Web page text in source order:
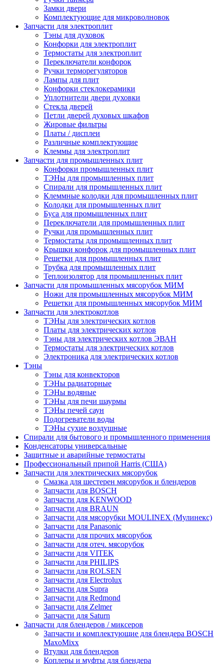
Замки двери
Комплектующие для микроволновок
Запчасти для электроплит
Тэны для духовок
Конфорки для электроплит
Термостаты для электроплит
Переключатели конфорок
Ручки терморегуляторов
Лампы для плит
Конфорки стеклокерамики
Уплотнители двери духовки
Стекла дверей
Петли дверей духовых шкафов
Жировые фильтры
Платы / дисплеи
Различные комплектующие
Клеммы для электроплит
Запчасти для промышленных плит
Конфорки промышленных плит
ТЭНы для промышленных плит
Спирали для промышленных плит
Клеммные колодки для промышленных плит
Колодки для промышленных плит
Буса для промышленных плит
Переключатели для промышленных плит
Ручки для промышленных плит
Термостаты для промышленных плит
Крышки конфорок для промышленных плит
Решетки для промышленных плит
Трубка для промышленных плит
Теплоизолятор для промышленных плит
Запчасти для промышленных мясорубок МИМ
Ножи для промышленных мясорубок МИМ
Решетки для промышленных мясорубок МИМ
Запчасти для электрокотлов
ТЭНы для электрических котлов
Платы для электрических котлов
Тэны для электрических котлов ЭВАН
Термостаты для электрических котлов
Электроника для электрических котлов
Тэны
Тэны для конвекторов
ТЭНы радиаторные
ТЭНы водяные
ТЭНы для печи шаурмы
ТЭНы печей саун
Подогреватели воды
ТЭНы сухие воздушные
Спирали для бытового и промышленного применения
Конденсаторы универсальные
Защитные и аварийные термостаты
Профессиональный припой Harris (США)
Запчасти для электрических мясорубок
Смазка для шестерен мясорубок и блендеров
Запчасти для BOSCH
Запчасти для KENWOOD
Запчасти для BRAUN
Запчасти для мясорубки MOULINEX (Мулинекс)
Запчасти для Panasonic
Запчасти для прочих мясорубок
Запчасти для отеч. мясорубок
Запчасти для VITEK
Запчасти для PHILIPS
Запчасти для ROLSEN
Запчасти для Electrolux
Запчасти для Supra
Запчасти для Redmond
Запчасти для Zelmer
Запчасти для Saturn
Запчасти для блендеров / миксеров
Запчасти и комплектующие для блендера BOSCH
MaxoMixx
Втулки для блендеров
Коплеры и муфты для блендера